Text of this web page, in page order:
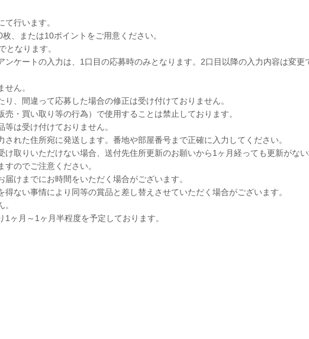
て行います。
、または10ポイントをご用意ください。
となります。
ンケートの入力は、1口目の応募時のみとなります。2口目以降の入力内容は変更
ん。
り、間違って応募した場合の修正は受け付けておりません。
売・買い取り等の行為）で使用することは禁止しております。
は受け付けておりません。
された住所宛に発送します。番地や部屋番号まで正確に入力してください。
け取りいただけない場合、送付先住所更新のお願いから1ヶ月経っても更新がな
のでご注意ください。
けまでにお時間をいただく場合がございます。
得ない事情により同等の賞品と差し替えさせていただく場合がございます。
ヶ月～1ヶ月半程度を予定しております。